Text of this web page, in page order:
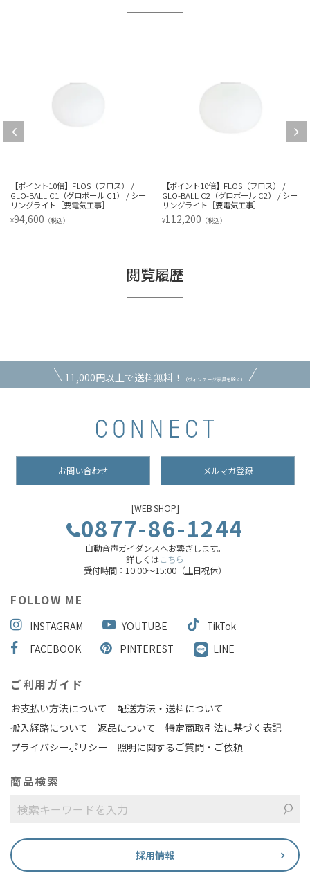
【ポイント10倍】FLOS（フロス） /
GLO-BALL C1（グロボール C1） / シー
リングライト［要電気工事］
¥94,600 （税込）
【ポイント10倍】FLOS（フロス） /
GLO-BALL C2（グロボール C2） / シー
リングライト［要電気工事］
¥112,200 （税込）
閲覧履歴
11,000円以上で送料無料！ （ヴィンテージ家具を除く）
お問い合わせ メルマガ登録
[WEB SHOP]
0877-86-1244
自動音声ガイダンスへお繋ぎします。
詳しくはこちら
受付時間：10:00～15:00（土日祝休）
FOLLOW ME
INSTAGRAM YOUTUBE
TikTok
FACEBOOK
PINTEREST LINE
ご利用ガイド
お支払い方法について
配送方法・送料について
搬入経路について
返品について
特定商取引法に基づく表記
プライバシーポリシー
照明に関するご質問・ご依頼
商品検索
採用情報